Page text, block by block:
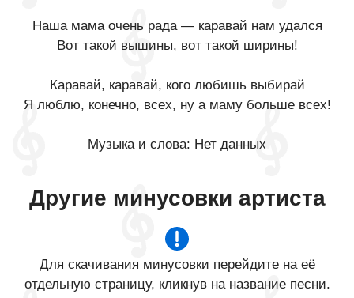
Наша мама очень рада — каравай нам удался
Вот такой вышины, вот такой ширины!
Каравай, каравай, кого любишь выбирай
Я люблю, конечно, всех, ну а маму больше всех!
Музыка и слова: Нет данных
Другие минусовки артиста
Для скачивания минусовки перейдите на её
отдельную страницу, кликнув на название песни.